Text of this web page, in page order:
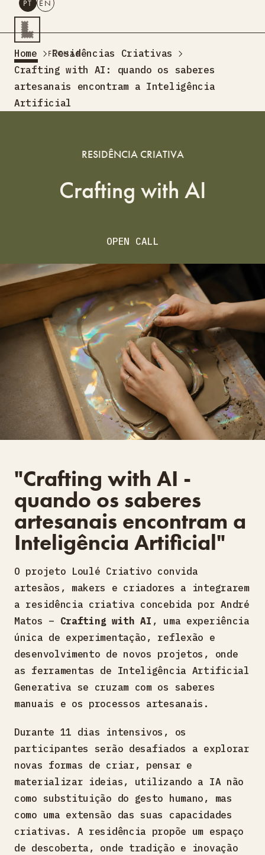
PESQUISAR
PT EN
Turismo Criativo
Rede de Oficinas
PT EN
FECHAR
Home
Residências Criativas
Crafting with AI: quando os saberes
artesanais encontram a Inteligência
Artificial
RESIDÊNCIA CRIATIVA
Crafting with AI
OPEN CALL
"Crafting with AI -
quando os saberes
artesanais encontram a
Inteligência Artificial"
O projeto Loulé Criativo convida
artesãos, makers e criadores a integrarem
a residência criativa concebida por André
Matos – Crafting with AI , uma experiência
única de experimentação, reflexão e
desenvolvimento de novos projetos, onde
as ferramentas de Inteligência Artificial
Generativa se cruzam com os saberes
manuais e os processos artesanais.
Durante 11 dias intensivos, os
participantes serão desafiados a explorar
novas formas de criar, pensar e
materializar ideias, utilizando a IA não
como substituição do gesto humano, mas
como uma extensão das suas capacidades
criativas. A residência propõe um espaço
de descoberta, onde tradição e inovação